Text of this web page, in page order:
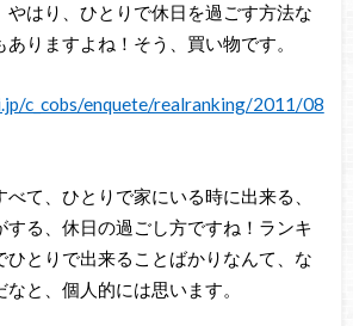
やはり、ひとりで休日を過ごす方法な
りますよね！そう、買い物です。
c_cobs/enquete/realranking/2011/08
て、ひとりで家にいる時に出来る、
する、休日の過ごし方ですね！ランキ
ひとりで出来ることばかりなんて、な
と、個人的には思います。